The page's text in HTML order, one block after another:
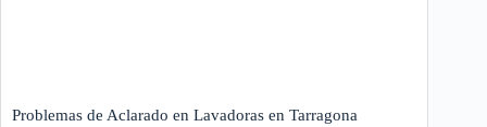
Problemas de Aclarado en Lavadoras en Tarragona